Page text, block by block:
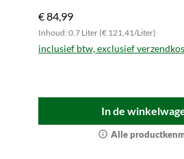
€ 84,99
Inhoud: 0.7 Liter (€ 121,41/Liter)
inclusief btw, exclusief
In de
Alle